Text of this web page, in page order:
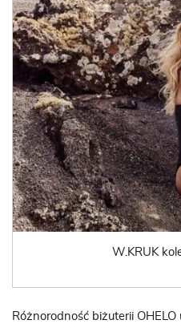
W.KRUK
Różnorodność biżuterii